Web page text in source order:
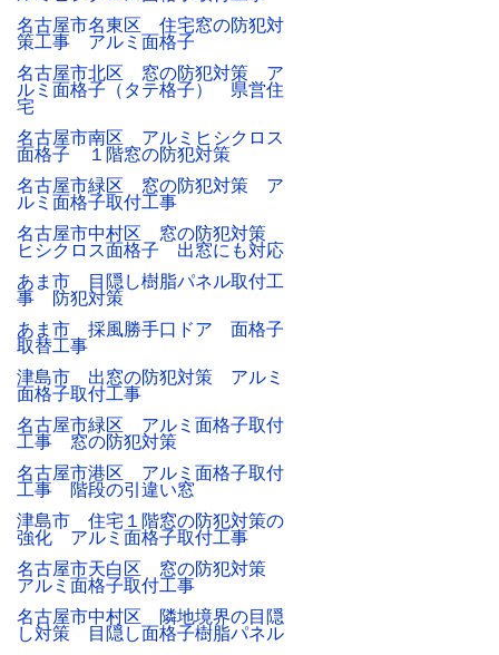
名古屋市名東区 住宅窓の防犯対
策工事 アルミ面格子
名古屋市北区 窓の防犯対策 ア
ルミ面格子（タテ格子） 県営住
宅
名古屋市南区 アルミヒシクロス
面格子 １階窓の防犯対策
名古屋市緑区 窓の防犯対策 ア
ルミ面格子取付工事
名古屋市中村区 窓の防犯対策
ヒシクロス面格子 出窓にも対応
あま市 目隠し樹脂パネル取付工
事 防犯対策
あま市 採風勝手口ドア 面格子
取替工事
津島市 出窓の防犯対策 アルミ
面格子取付工事
名古屋市緑区 アルミ面格子取付
工事 窓の防犯対策
名古屋市港区 アルミ面格子取付
工事 階段の引違い窓
津島市 住宅１階窓の防犯対策の
強化 アルミ面格子取付工事
名古屋市天白区 窓の防犯対策
アルミ面格子取付工事
名古屋市中村区 隣地境界の目隠
し対策 目隠し面格子樹脂パネル